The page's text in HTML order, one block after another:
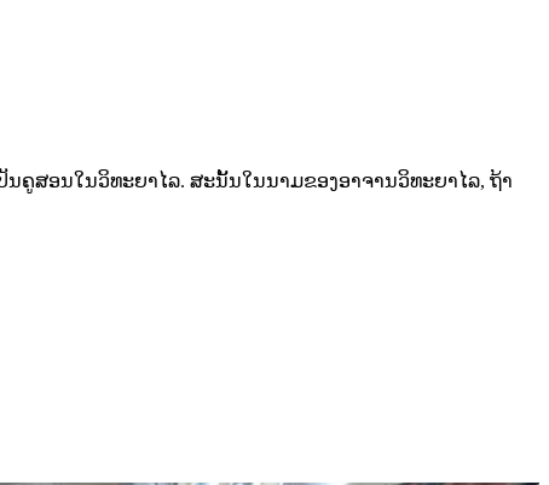
ຄູສອນໃນວິທະຍາໄລ. ສະນັ້ນໃນນາມຂອງອາຈານວິທະຍາໄລ, ຖ້າ